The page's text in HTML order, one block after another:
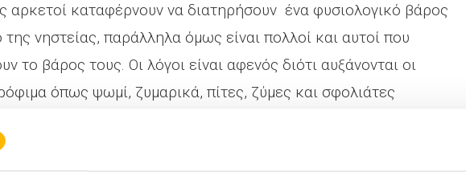
αρκετοί καταφέρνουν να διατηρήσουν ένα φυσιολογικό βάρος
νηστείας, παράλληλα όμως είναι πολλοί και αυτοί που
το βάρος τους. Οι λόγοι είναι αφενός διότι αυξάνονται οι
όπως ψωμί, ζυμαρικά, πίτες, ζύμες και σφολιάτες
ο κορεσμός και αφετέρου διότι σε συνδυασμό με την
όλο αυτό το διάστημα γίνεται όλο και πιο στενή η επαφή με
οδηγεί σε συχνά τσιμπολογήματα μέσα στην ημέρα.